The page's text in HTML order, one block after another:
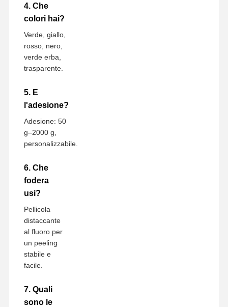
4. Che
colori hai?
Verde, giallo,
rosso, nero,
verde erba,
trasparente.
5. E
l'adesione?
Adesione: 50
g–2000 g,
personalizzabile.
6. Che
fodera
usi?
Pellicola
distaccante
al fluoro per
un peeling
stabile e
facile.
7. Quali
sono le